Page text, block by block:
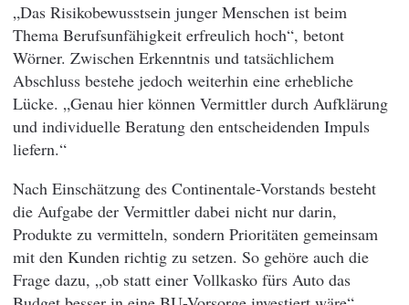
„Das Risikobewusstsein junger Menschen ist beim
Thema Berufsunfähigkeit erfreulich hoch“, betont
Wörner. Zwischen Erkenntnis und tatsächlichem
Abschluss bestehe jedoch weiterhin eine erhebliche
Lücke. „Genau hier können Vermittler durch Aufklärung
und individuelle Beratung den entscheidenden Impuls
liefern.“
Nach Einschätzung des Continentale-Vorstands besteht
die Aufgabe der Vermittler dabei nicht nur darin,
Produkte zu vermitteln, sondern Prioritäten gemeinsam
mit den Kunden richtig zu setzen. So gehöre auch die
Frage dazu, „ob statt einer Vollkasko fürs Auto das